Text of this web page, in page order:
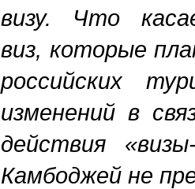
визу. Что
виз, которые
российских
изменений в
действия
Камбоджей не